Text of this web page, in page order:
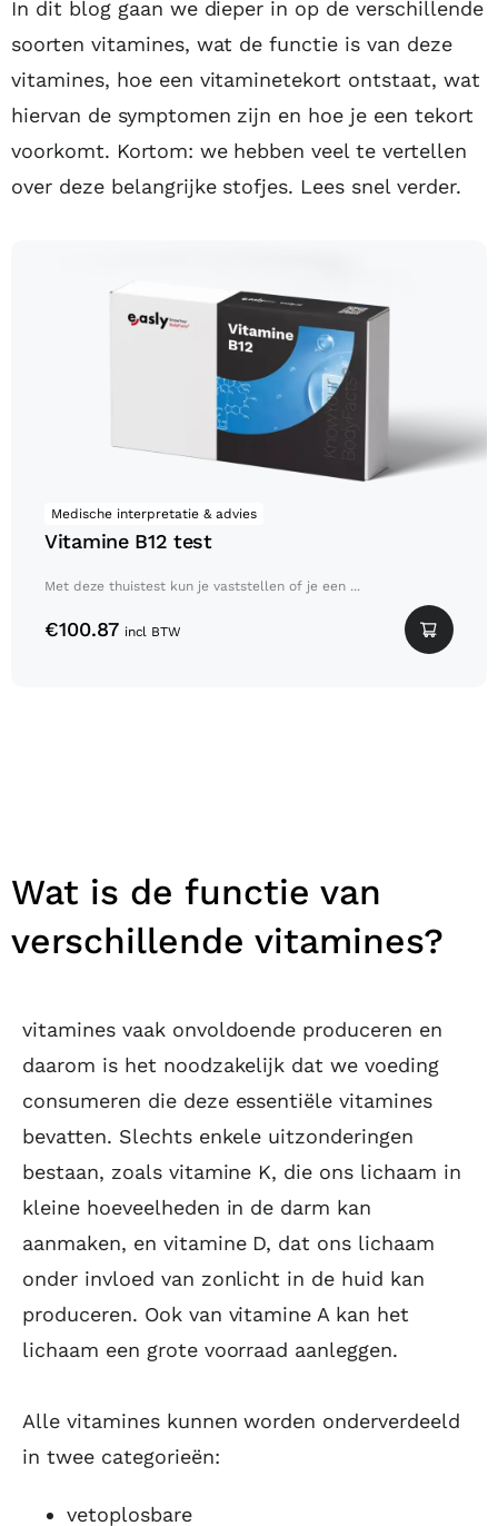
In dit blog gaan we dieper in op de verschillende
soorten vitamines, wat de functie is van deze
vitamines, hoe een vitaminetekort ontstaat, wat
hiervan de symptomen zijn en hoe je een tekort
voorkomt. Kortom: we hebben veel te vertellen
over deze belangrijke stofjes. Lees snel verder.
Medische interpretatie & advies
Vitamine B12 test
Met deze thuistest kun je vaststellen of je een ...
€100.87 incl BTW
Wat is de functie van
verschillende vitamines?
vitamines vaak onvoldoende produceren en
daarom is het noodzakelijk dat we voeding
consumeren die deze essentiële vitamines
bevatten. Slechts enkele uitzonderingen
bestaan, zoals vitamine K, die ons lichaam in
kleine hoeveelheden in de darm kan
aanmaken, en vitamine D, dat ons lichaam
onder invloed van zonlicht in de huid kan
produceren. Ook van vitamine A kan het
lichaam een grote voorraad aanleggen.
Alle vitamines kunnen worden onderverdeeld
in twee categorieën:
vetoplosbare